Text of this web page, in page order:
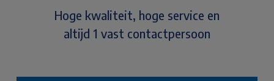
Hoge kwaliteit, hoge service en
altijd 1 vast contactpersoon